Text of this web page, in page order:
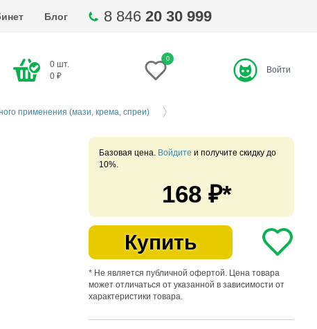
Блог 8 846 20 30 999
0 шт.
0 ₽
0
Войти
применения (мази, крема, спреи)
Базовая цена. Войдите и получите скидку до
10%.
168₽*
Купить
* Не является публичной офертой. Цена товара
может отличаться от указанной в зависимости от
характеристики товара.